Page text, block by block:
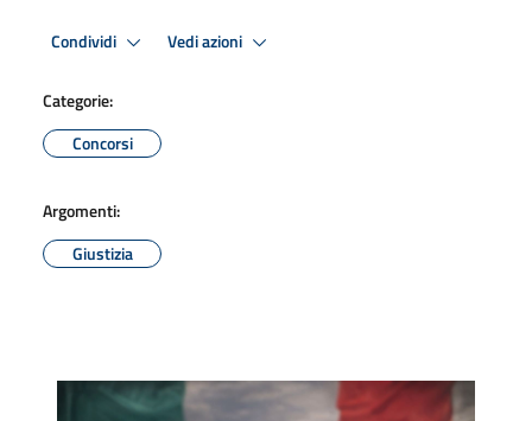
Condividi Vedi azioni
Categorie:
Concorsi
Argomenti:
Giustizia